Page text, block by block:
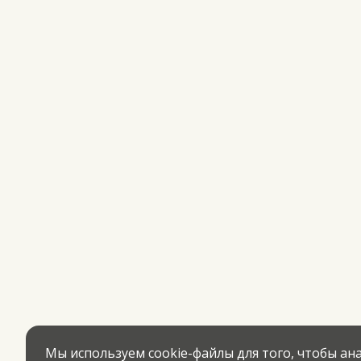
Мы используем cookie-файлы для того, чтобы